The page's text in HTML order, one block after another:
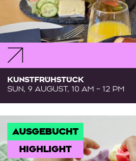
KUNSTFRÜHSTÜCK
SUN, 9 AUGUST, 10 AM – 12 PM
AUSGEBUCHT
HIGHLIGHT